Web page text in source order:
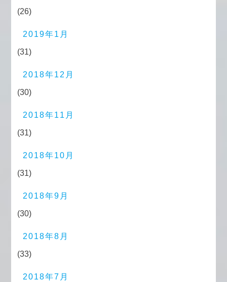
(26)
2019年1月
(31)
2018年12月
(30)
2018年11月
(31)
2018年10月
(31)
2018年9月
(30)
2018年8月
(33)
2018年7月